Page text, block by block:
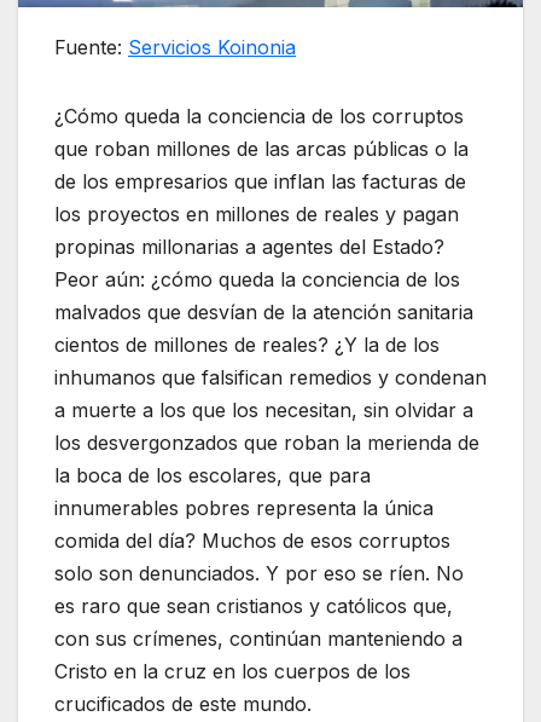
Fuente: Servicios Koinonia
¿Cómo queda la conciencia de los corruptos
que roban millones de las arcas públicas o la
de los empresarios que inflan las facturas de
los proyectos en millones de reales y pagan
propinas millonarias a agentes del Estado?
Peor aún: ¿cómo queda la conciencia de los
malvados que desvían de la atención sanitaria
cientos de millones de reales? ¿Y la de los
inhumanos que falsifican remedios y condenan
a muerte a los que los necesitan, sin olvidar a
los desvergonzados que roban la merienda de
la boca de los escolares, que para
innumerables pobres representa la única
comida del día? Muchos de esos corruptos
solo son denunciados. Y por eso se ríen. No
es raro que sean cristianos y católicos que,
con sus crímenes, continúan manteniendo a
Cristo en la cruz en los cuerpos de los
crucificados de este mundo.